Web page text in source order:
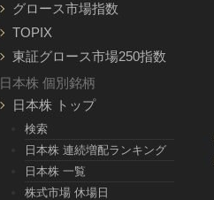
グロース市場指数
TOPIX
東証グロース市場250指数
日本株 個別銘柄
日本株 トップ
検索
日本株 連続増配ランキング
日本株 一覧
株式市場 休場日